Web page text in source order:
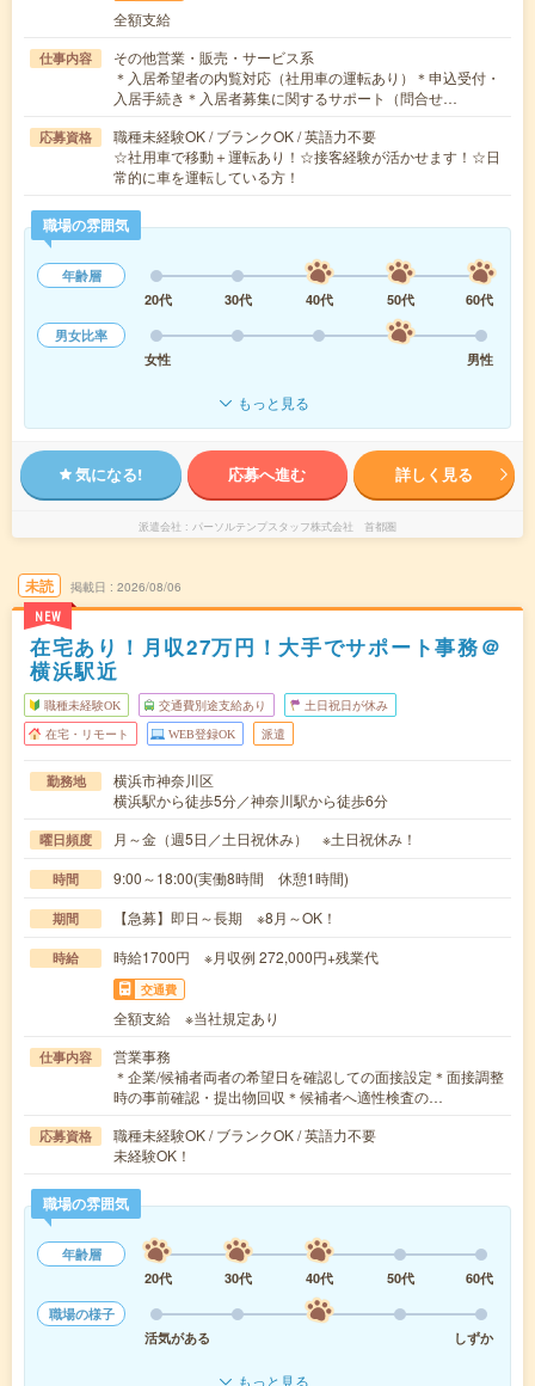
全額支給
仕事内容
その他営業・販売・サービス系
＊入居希望者の内覧対応（社用車の運転あり）＊申込受付・
入居手続き＊入居者募集に関するサポート（問合せ…
応募資格
職種未経験OK / ブランクOK / 英語力不要
☆社用車で移動＋運転あり！☆接客経験が活かせます！☆日
常的に車を運転している方！
職場の雰囲気
年齢層
20代
30代 40代 50代
60代
男女比率
女性
男性
もっと見る
気になる! 応募へ進む 詳しく見る
派遣会社 パーソルテンプスタッフ株式会社 首都圏
未読
NEW
掲載日 2026/08/06
在宅あり！月収27万円！大手でサポート事務＠
横浜駅近
職種未経験OK 交通費別途支給あり 土日祝日が休み
在宅・リモート WEB登録OK 派遣
勤務地
横浜市神奈川区
横浜駅から徒歩5分／神奈川駅から徒歩6分
曜日頻度 月～金（週5日／土日祝休み） ※土日祝休み！
時間 9:00～18:00(実働8時間 休憩1時間)
期間 【急募】即日～長期 ※8月～OK！
時給 時給1700円 ※月収例 272,000円+残業代
交通費
全額支給 ※当社規定あり
仕事内容
営業事務
＊企業/候補者両者の希望日を確認しての面接設定＊面接調整
時の事前確認・提出物回収＊候補者へ適性検査の…
応募資格
職種未経験OK / ブランクOK / 英語力不要
未経験OK！
職場の雰囲気
年齢層
20代
30代 40代 50代
60代
職場の様子
活気がある
しずか
もっと見る